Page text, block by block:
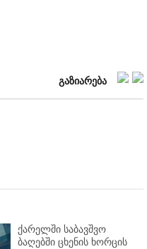
გაზიარება
ქარელში საბავშვო
ბაღებში ცხენის ხორცის